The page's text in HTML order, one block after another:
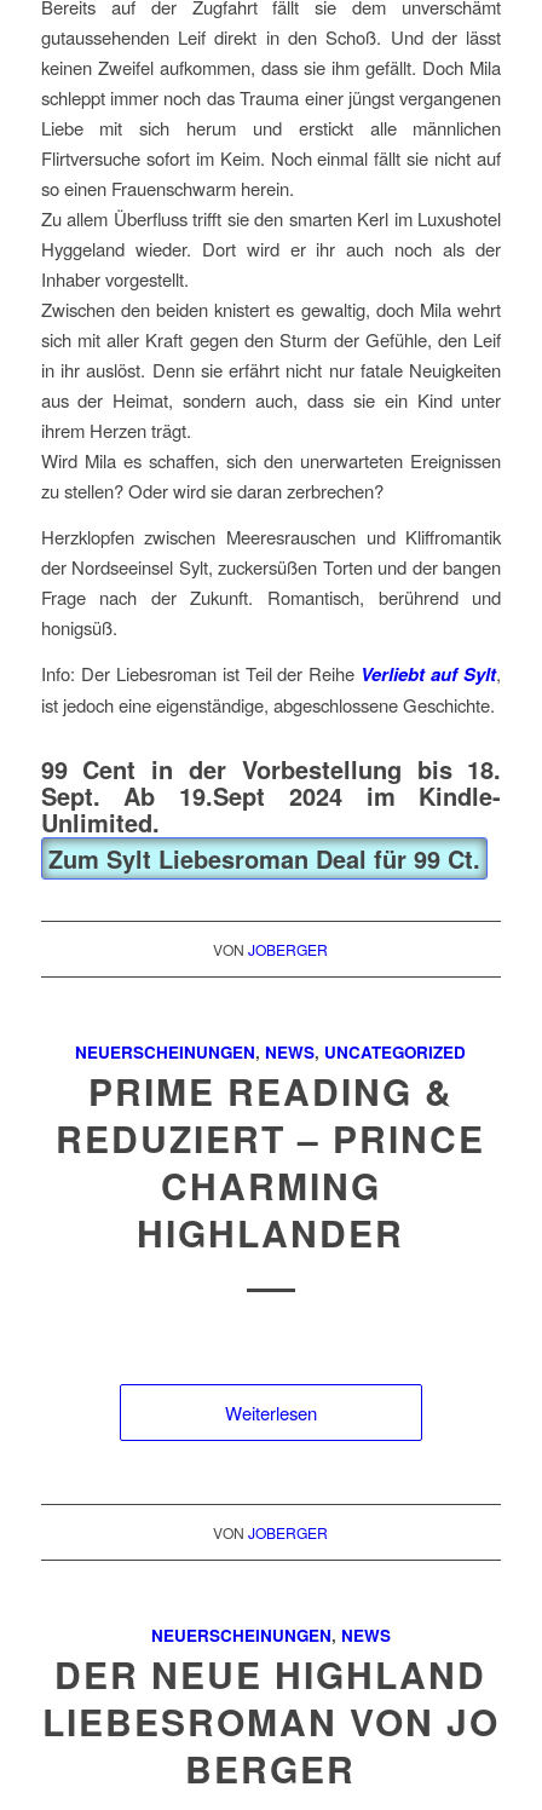
Bereits auf der Zugfahrt fällt sie dem unverschämt
gutaussehenden Leif direkt in den Schoß. Und der lässt
keinen Zweifel aufkommen, dass sie ihm gefällt. Doch Mila
schleppt immer noch das Trauma einer jüngst vergangenen
Liebe mit sich herum und erstickt alle männlichen
Flirtversuche sofort im Keim. Noch einmal fällt sie nicht auf
so einen Frauenschwarm herein.
Zu allem Überfluss trifft sie den smarten Kerl im Luxushotel
Hyggeland wieder. Dort wird er ihr auch noch als der
Inhaber vorgestellt.
Zwischen den beiden knistert es gewaltig, doch Mila wehrt
sich mit aller Kraft gegen den Sturm der Gefühle, den Leif
in ihr auslöst. Denn sie erfährt nicht nur fatale Neuigkeiten
aus der Heimat, sondern auch, dass sie ein Kind unter
ihrem Herzen trägt.
Wird Mila es schaffen, sich den unerwarteten Ereignissen
zu stellen? Oder wird sie daran zerbrechen?
Herzklopfen zwischen Meeresrauschen und Kliffromantik
der Nordseeinsel Sylt, zuckersüßen Torten und der bangen
Frage nach der Zukunft. Romantisch, berührend und
honigsüß.
Info: Der Liebesroman ist Teil der Reihe Verliebt auf Sylt,
ist jedoch eine eigenständige, abgeschlossene Geschichte.
99 Cent in der Vorbestellung bis 18.
Sept. Ab 19.Sept 2024 im Kindle-
Unlimited.
Zum Sylt Liebesroman Deal für 99 Ct.
VONJOBERGER
NEUERSCHEINUNGEN, NEWS, UNCATEGORIZED
PRIME READING &
REDUZIERT – PRINCE
CHARMING
HIGHLANDER
Weiterlesen
VONJOBERGER
NEUERSCHEINUNGEN, NEWS
DER NEUE HIGHLAND
LIEBESROMAN VON JO
BERGER